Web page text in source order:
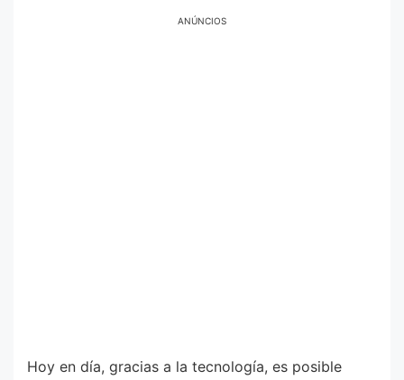
ANÚNCIOS
Hoy en día, gracias a la tecnología, es posible